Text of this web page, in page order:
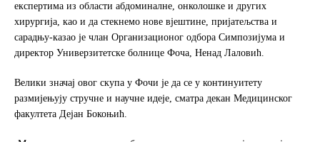
експертима из области абдоминалне, онколошке и других
хирургија, као и да стекнемо нове вјештине, пријатељства и
сарадњу-казао је члан Организационог одбора Симпозијума и
директор Универзитетске болнице Фоча, Ненад Лаловић.
Велики значај овог скупа у Фочи је да се у континуитету
размијењују стручне и научне идеје, сматра декан Медицинског
факултета Дејан Бокоњић.